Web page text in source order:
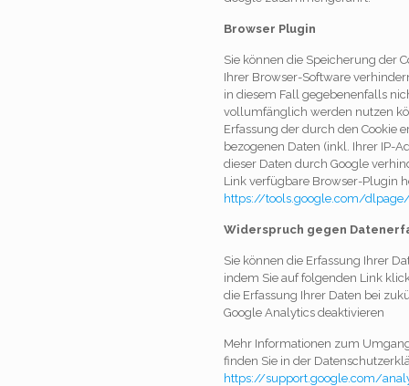
Browser Plugin
Sie können die Speicherung der
Ihrer Browser-Software
in diesem Fall gegebenenfalls
vollumfänglich werden nutzen
Erfassung der durch den Cookie
bezogenen Daten (inkl. Ihrer IP-
dieser Daten durch Google
Link verfügbare Browser-Plugin
https://tools.google.com/
Widerspruch gegen
Sie können die Erfassung Ihrer
indem Sie auf folgenden Link
die Erfassung Ihrer Daten bei
Google Analytics deaktivieren
Mehr Informationen zum
finden Sie in der
https://support.google.com/